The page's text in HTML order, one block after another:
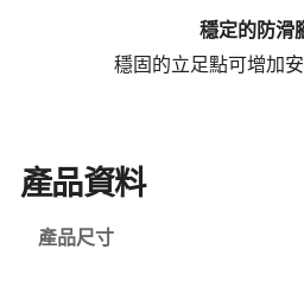
穩定的防滑
穩固的立足點可增加
產品資料
產品尺寸